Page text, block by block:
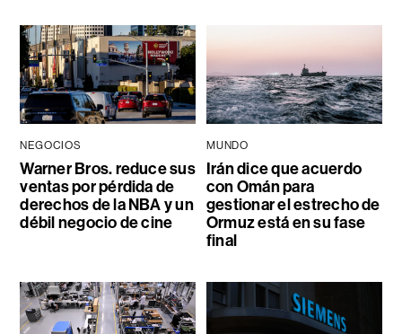
NEGOCIOS
Warner Bros. reduce sus
ventas por pérdida de
derechos de la NBA y un
débil negocio de cine
MUNDO
Irán dice que acuerdo
con Omán para
gestionar el estrecho de
Ormuz está en su fase
final